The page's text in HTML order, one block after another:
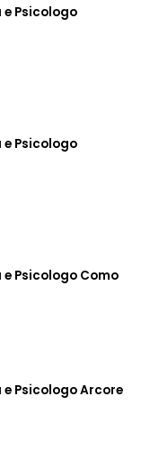
Psicologo
Psicologo
Psicologo Como
Psicologo Arcore